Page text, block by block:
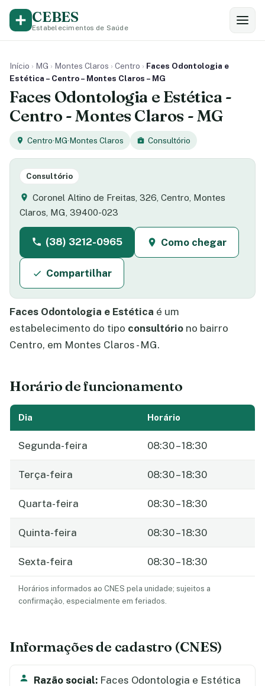
CEBES
Estabelecimentos de Saúde
Início › MG › Montes Claros › Centro › Faces Odontologia e
Estética – Centro – Montes Claros – MG
Faces Odontologia e Estética -
Centro - Montes Claros - MG
Centro·MG·Montes Claros Consultório
Consultório
Coronel Altino de Freitas, 326, Centro, Montes
Claros, MG, 39400-023
(38) 3212-0965 Como chegar
Compartilhar
Faces Odontologia e Estética é um
estabelecimento do tipo consultório no bairro
Centro, em Montes Claros - MG.
Horário de funcionamento
Dia Horário
Segunda-feira 08:30 – 18:30
Terça-feira 08:30 – 18:30
Quarta-feira 08:30 – 18:30
Quinta-feira 08:30 – 18:30
Sexta-feira 08:30 – 18:30
Horários informados ao CNES pela unidade; sujeitos a
confirmação, especialmente em feriados.
Informações de cadastro (CNES)
Razão social: Faces Odontologia e Estética